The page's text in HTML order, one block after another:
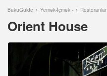
BakuGuide Yemək-İçmək - Restoranlar
Orient House